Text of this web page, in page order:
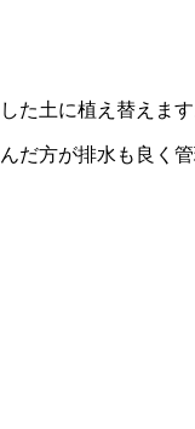
た土に植え替えます
だ方が排水も良く管